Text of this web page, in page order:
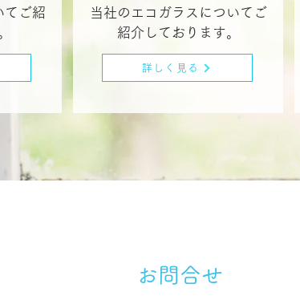
てご紹
当社のエコガラスについてご
紹介しております。
詳しく見る
お問合せ